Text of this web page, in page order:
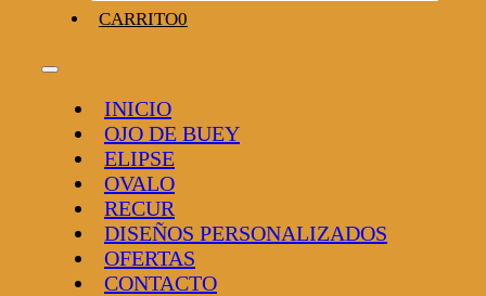
CARRITO0
Toggle
INICIO
OJO DE BUEY
ELIPSE
OVALO
RECUR
DISEÑOS PERSONALIZADOS
OFERTAS
CONTACTO